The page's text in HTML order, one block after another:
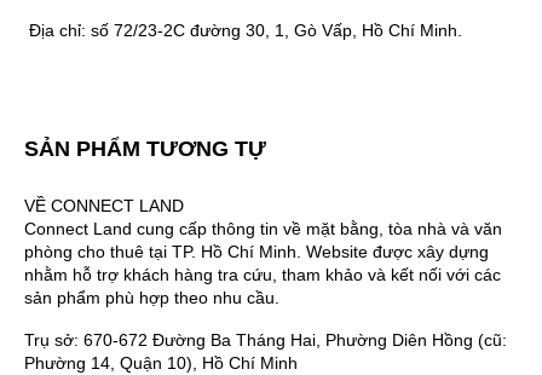
Địa chỉ: số 72/23-2C đường 30, 1, Gò Vấp, Hồ Chí Minh.
SẢN PHẨM TƯƠNG TỰ
VỀ CONNECT LAND
Connect Land cung cấp thông tin về mặt bằng, tòa nhà và văn
phòng cho thuê tại TP. Hồ Chí Minh. Website được xây dựng
nhằm hỗ trợ khách hàng tra cứu, tham khảo và kết nối với các
sản phẩm phù hợp theo nhu cầu.
Trụ sở: 670-672 Đường Ba Tháng Hai, Phường Diên Hồng (cũ:
Phường 14, Quận 10), Hồ Chí Minh